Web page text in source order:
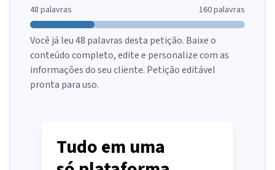
48 palavras 160palavras
Você já leu48 palavras desta petição. Baixe o
conteúdo completo, edite e personalize com as
informações do seu cliente. Petição editável
pronta para uso.
Tudo em uma